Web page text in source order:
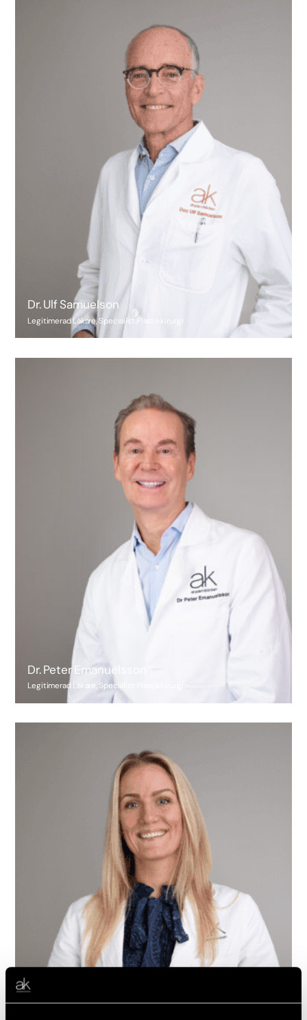
Dr. Ulf Samuelson
Legitimerad Läkare, Specialist Plastikkirurgi
Dr. Peter Emanuelsson
Legitimerad Läkare, Specialist Plastikkirurgi